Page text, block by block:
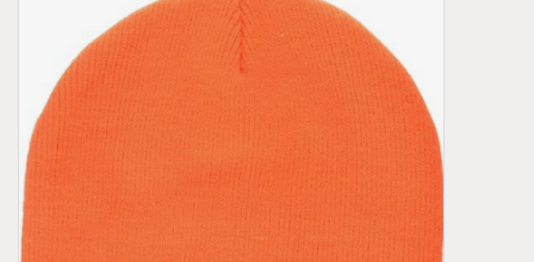
Dickies
Demonia
MoEa